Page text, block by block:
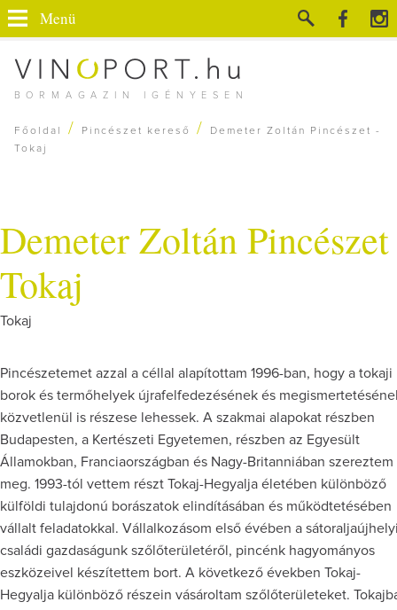
BORMAGAZIN IGÉNYESEN
Menü
Főoldal / Pincészet kereső /
Demeter Zoltán Pincészet -
Tokaj
Demeter Zoltán
Tokaj
Tokaj
Pincészetemet azzal a céllal alapítottam 1996-ban, hogy a tokaji
borok és termőhelyek újrafelfedezésének és
közvetlenül is részese lehessek. A szakmai alapokat részben
Budapesten, a Kertészeti Egyetemen, részben az Egyesült
Államokban, Franciaországban és Nagy-Britanniában szereztem
meg. 1993-tól vettem részt Tokaj-Hegyalja életében különböző
külföldi tulajdonú borászatok elindításában és működtetésében
vállalt feladatokkal. Vállalkozásom első évében a
családi gazdaságunk szőlőterületéről, pincénk hagyományos
eszközeivel készítettem bort. A következő években Tokaj-
Hegyalja különböző részein vásároltam szőlőterületeket.